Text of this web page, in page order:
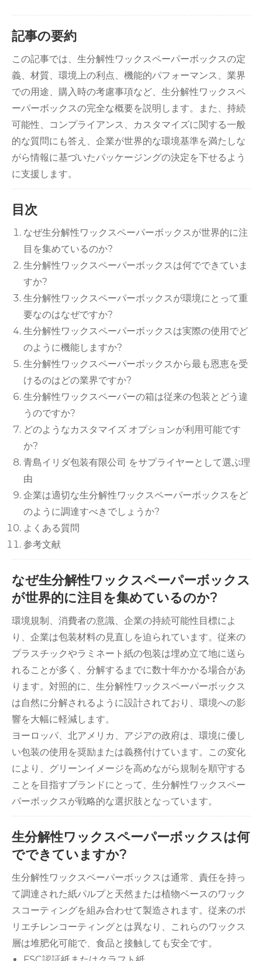
記事の要約
この記事では、生分解性ワックスペーパーボックスの定
義、材質、環境上の利点、機能的パフォーマンス、業界
での用途、購入時の考慮事項など、生分解性ワックスペ
ーパーボックスの完全な概要を説明します。また、持続
可能性、コンプライアンス、カスタマイズに関する一般
的な質問にも答え、企業が世界的な環境基準を満たしな
がら情報に基づいたパッケージングの決定を下せるよう
に支援します。
目次
なぜ生分解性ワックスペーパーボックスが世界的に注
目を集めているのか?
生分解性ワックスペーパーボックスは何でできていま
すか?
生分解性ワックスペーパーボックスが環境にとって重
要なのはなぜですか?
生分解性ワックスペーパーボックスは実際の使用でど
のように機能しますか?
生分解性ワックスペーパーボックスから最も恩恵を受
けるのはどの業界ですか?
生分解性ワックスペーパーの箱は従来の包装とどう違
うのですか?
どのようなカスタマイズ オプションが利用可能です
か?
青島イリダ包装有限公司 をサプライヤーとして選ぶ理
由
企業は適切な生分解性ワックスペーパーボックスをど
のように調達すべきでしょうか?
よくある質問
参考文献
なぜ生分解性ワックスペーパーボックス
が世界的に注目を集めているのか?
環境規制、消費者の意識、企業の持続可能性目標によ
り、企業は包装材料の見直しを迫られています。従来の
プラスチックやラミネート紙の包装は埋め立て地に送ら
れることが多く、分解するまでに数十年かかる場合があ
ります。対照的に、生分解性ワックスペーパーボックス
は自然に分解されるように設計されており、環境への影
響を大幅に軽減します。
ヨーロッパ、北アメリカ、アジアの政府は、環境に優し
い包装の使用を奨励または義務付けています。この変化
により、グリーンイメージを高めながら規制を順守する
ことを目指すブランドにとって、生分解性ワックスペー
パーボックスが戦略的な選択肢となっています。
生分解性ワックスペーパーボックスは何
でできていますか?
生分解性ワックスペーパーボックスは通常、責任を持っ
て調達された紙パルプと天然または植物ベースのワック
スコーティングを組み合わせて製造されます。従来のポ
リエチレンコーティングとは異なり、これらのワックス
層は堆肥化可能で、食品と接触しても安全です。